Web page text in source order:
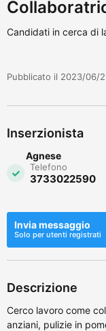
Candidati in cerca di
Pubblicato il 2023/06/
Inserzionista
Agnese
Telefono
3733022590
Invia messaggio
Solo per utenti registrati
Descrizione
Cerco lavoro come
anziani, pulizie in